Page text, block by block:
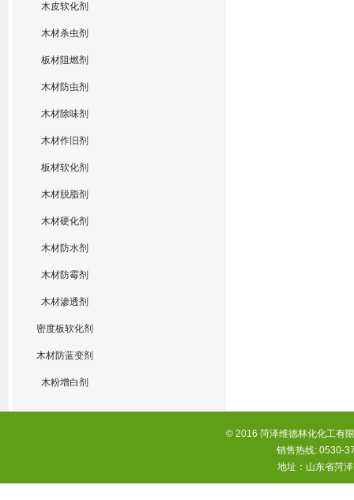
木皮软化剂
木材杀虫剂
板材阻燃剂
木材防虫剂
木材除味剂
木材作旧剂
板材软化剂
木材脱脂剂
木材硬化剂
木材防水剂
木材防霉剂
木材渗透剂
密度板软化剂
木材防蓝变剂
木粉增白剂
© 2016 菏泽维德林化化工
销售热线: 0530-
地址：山东省菏